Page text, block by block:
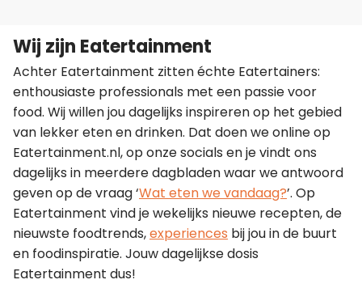
Wij zijn Eatertainment
Achter Eatertainment zitten échte Eatertainers:
enthousiaste professionals met een passie voor
food. Wij willen jou dagelijks inspireren op het gebied
van lekker eten en drinken. Dat doen we online op
Eatertainment.nl, op onze socials en je vindt ons
dagelijks in meerdere dagbladen waar we antwoord
geven op de vraag ‘Wat eten we vandaag?’. Op
Eatertainment vind je wekelijks nieuwe recepten, de
nieuwste foodtrends,experiences bij jou in de buurt
en foodinspiratie. Jouw dagelijkse dosis
Eatertainment dus!